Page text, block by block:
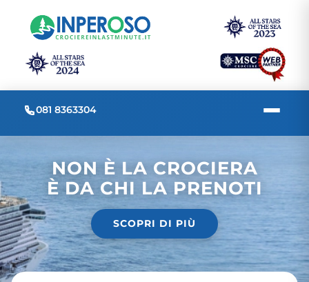
081 8363304
NON È LA CROCIERA
È DA CHI LA PRENOTI
SCOPRI DI PIÙ